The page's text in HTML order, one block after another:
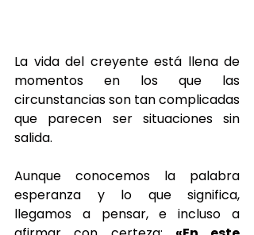
La vida del creyente está llena de
momentos en los que las
circunstancias son tan complicadas
que parecen ser situaciones sin
salida.
Aunque conocemos la palabra
esperanza y lo que significa,
llegamos a pensar, e incluso a